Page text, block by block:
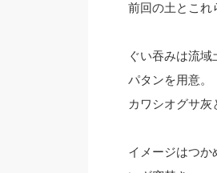
前回の土とこれ
ぐい吞みは流
パタンを用意。
カワシオグサ灰
イメージはつか